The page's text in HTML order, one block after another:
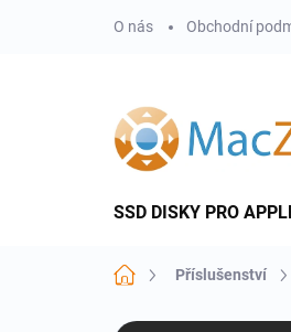
O nás Obchodní
SSD DISKY PRO
Domů Příslušenství